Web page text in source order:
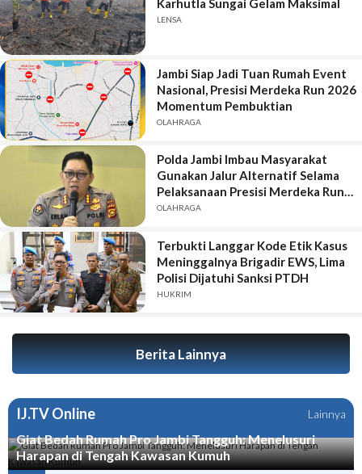
Karhutla Sungai Gelam Maksimal
LENSA
Jambi Siap Jadi Tuan Rumah Event
Nasional, Presisi Merdeka Run 2026
Momentum Pembuktian
OLAHRAGA
Polda Jambi Imbau Masyarakat
Gunakan Jalur Alternatif Selama
Pelaksanaan Presisi Merdeka Run
2026
OLAHRAGA
Terbukti Langgar Kode Etik Kasus
Meninggalnya Brigadir EWS, Lima
Polisi Dijatuhi Sanksi PTDH
HUKRIM
Berita Lainnya
IJ.TV Online Lainnya
Giat Bedah Rumah Pro Jambi Tangguh: Menelusuri
Harapan di Tengah Kawasan Kumuh